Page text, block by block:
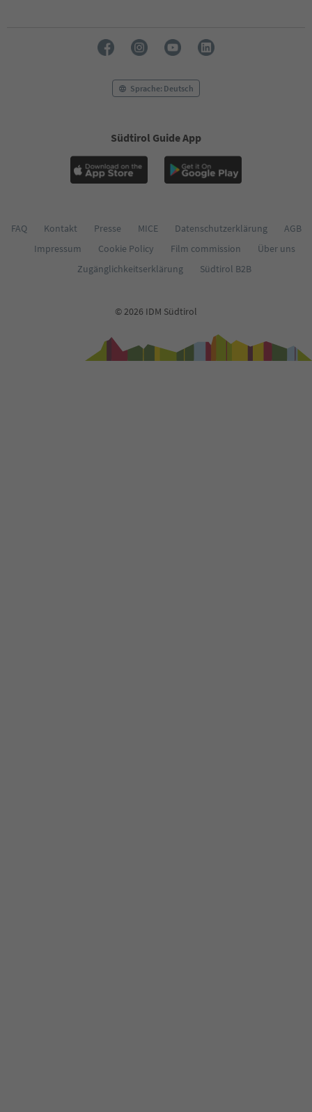
Sprache: Deutsch
Südtirol Guide App
FAQ Kontakt Presse MICE Datenschutzerklärung
AGB
Impressum
Cookie Policy Film commission
Über uns
Zugänglichkeitserklärung
Südtirol B2B
© 2026 IDM Südtirol